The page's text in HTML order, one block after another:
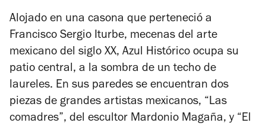
Alojado en una casona que perteneció a
Francisco Sergio Iturbe, mecenas del arte
mexicano del siglo XX, Azul Histórico ocupa su
patio central, a la sombra de un techo de
laureles. En sus paredes se encuentran dos
piezas de grandes artistas mexicanos, “Las
comadres”, del escultor Mardonio Magaña, y “El